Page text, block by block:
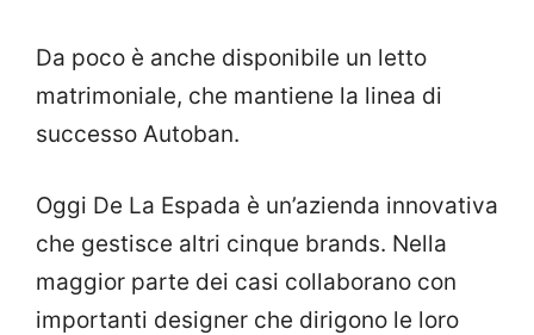
Da poco è anche disponibile un letto
matrimoniale, che mantiene la linea di
successo Autoban.
Oggi De La Espada è un’azienda innovativa
che gestisce altri cinque brands. Nella
maggior parte dei casi collaborano con
importanti designer che dirigono le loro